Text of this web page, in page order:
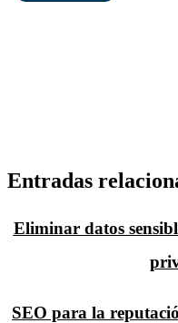
Entradas
Eliminar datos
SEO para la